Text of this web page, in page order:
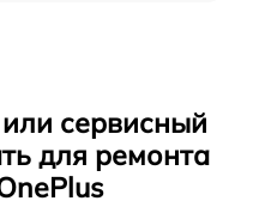
сервисный
для ремонта